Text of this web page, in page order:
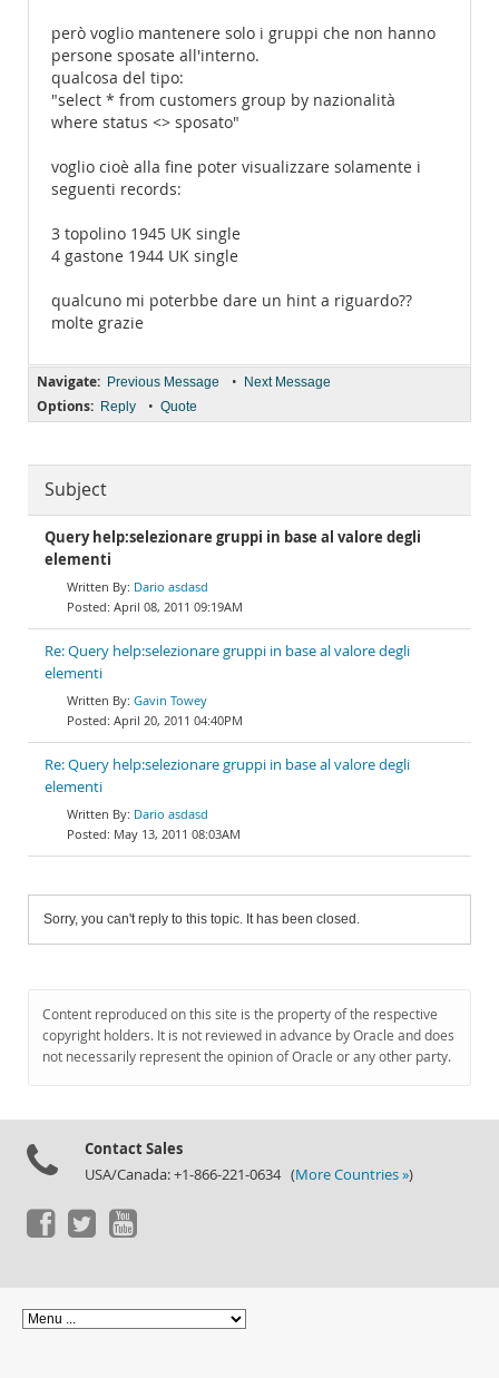
però voglio mantenere solo i gruppi che non hanno
persone sposate all'interno.
qualcosa del tipo:
"select * from customers group by nazionalità
where status <> sposato"
voglio cioè alla fine poter visualizzare solamente i
seguenti records:
3 topolino 1945 UK single
4 gastone 1944 UK single
qualcuno mi poterbbe dare un hint a riguardo??
molte grazie
Navigate: Previous Message • Next Message
Options: Reply • Quote
Subject
Query help:selezionare gruppi in base al valore degli
elementi
Dario asdasd
April 08, 2011 09:19AM
Re: Query help:selezionare gruppi in base al valore degli
elementi
Gavin Towey
April 20, 2011 04:40PM
Re: Query help:selezionare gruppi in base al valore degli
elementi
Dario asdasd
May 13, 2011 08:03AM
Sorry, you can't reply to this topic. It has been closed.
Content reproduced on this site is the property of the respective
copyright holders. It is not reviewed in advance by Oracle and does
not necessarily represent the opinion of Oracle or any other party.
Contact Sales
USA/Canada: +1-866-221-0634 (More Countries »)